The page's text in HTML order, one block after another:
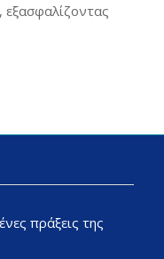
εξασφαλίζοντας
πράξεις της